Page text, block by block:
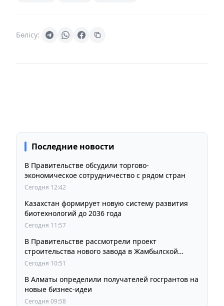
Бөлісу:
Последние новости
В Правительстве обсудили торгово-
экономическое сотрудничество с рядом стран
Сегодня 12:42
Казахстан формирует новую систему развития
биотехнологий до 2036 года
Сегодня 11:57
В Правительстве рассмотрели проект
строительства нового завода в Жамбылской
области
Сегодня 10:51
В Алматы определили получателей госгрантов на
новые бизнес-идеи
Сегодня 09:58